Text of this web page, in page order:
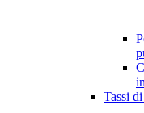
Tassi di